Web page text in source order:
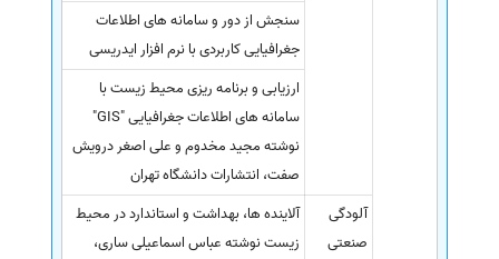
سنجش از دور و سامانه های اطلاعات
جغرافیایی کاربردی با نرم افزار ایدریسی
ارزیابی و برنامه ریزی محیط زیست با
سامانه های اطلاعات جغرافیایی "GIS"
نوشته مجید مخدوم و علی اصغر درویش
صفت، انتشارات دانشگاه تهران
آلودگی
صنعتی
آلاینده ها، بهداشت و استاندارد در محیط
زیست نوشته عباس اسماعیلی ساری،